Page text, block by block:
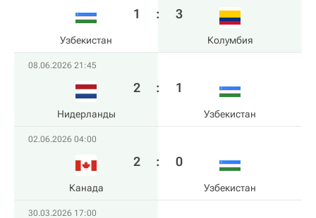
Узбекистан
1 : 3
Колумбия
08.06.2026 21:45
Нидерланды
2 : 1
Узбекистан
02.06.2026 04:00
Канада
2 : 0
Узбекистан
30.03.2026 17:00